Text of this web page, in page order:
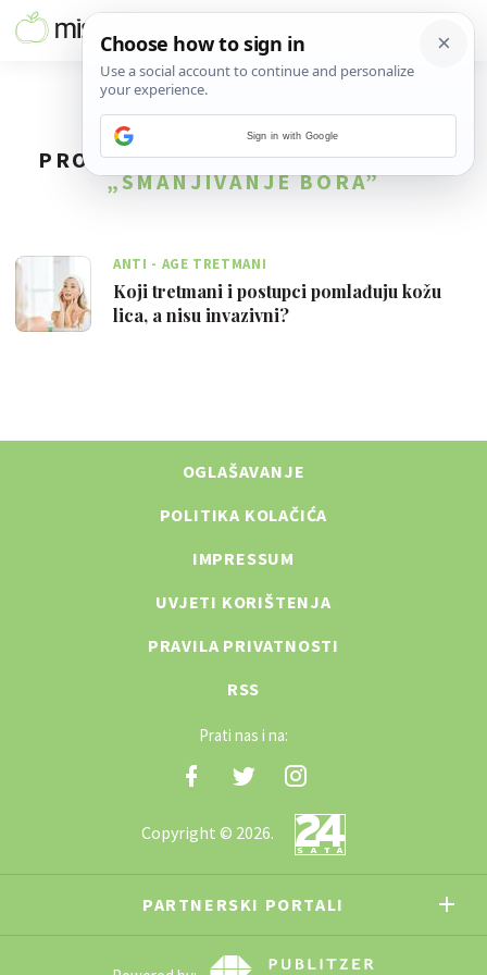
PRONAĐENO1REZULTATA ZA TAG
„SMANJIVANJE BORA”
ANTI - AGE TRETMANI
Koji tretmani i postupci pomlađuju kožu
lica, a nisu invazivni?
OGLAŠAVANJE
POLITIKA KOLAČIĆA
IMPRESSUM
UVJETI KORIŠTENJA
PRAVILA PRIVATNOSTI
RSS
Prati nas i na:
Copyright © 2026.
PARTNERSKI PORTALI
Sign in with Google